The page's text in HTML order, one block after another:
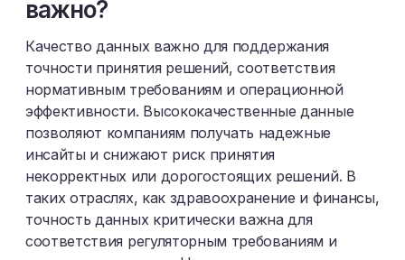
важно?
Качество данных важно для поддержания
точности принятия решений, соответствия
нормативным требованиям и операционной
эффективности. Высококачественные данные
позволяют компаниям получать надежные
инсайты и снижают риск принятия
некорректных или дорогостоящих решений. В
таких отраслях, как здравоохранение и финансы,
точность данных критически важна для
соответствия регуляторным требованиям и